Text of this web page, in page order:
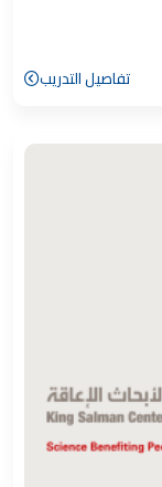
تفاصيل التدريب